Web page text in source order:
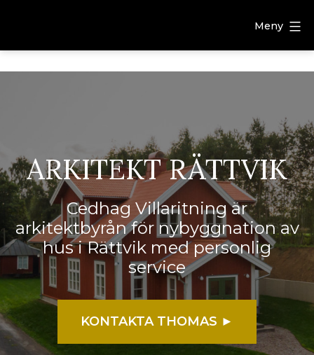
Meny
ARKITEKT RÄTTVIK
Cedhag Villaritning är
arkitektbyrån för nybyggnation av
hus i Rättvik med personlig
service
KONTAKTA THOMAS ►